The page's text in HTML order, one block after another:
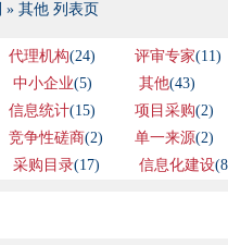
» 其他 列表页
代理机构(24) 评审专家(11)
中小企业(5) 其他(43)
信息统计(15) 项目采购(2)
竞争性磋商(2) 单一来源(2)
采购目录(17) 信息化建设